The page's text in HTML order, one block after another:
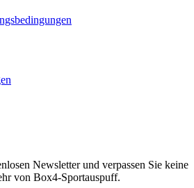
Newsletter und verpassen Sie keine
von Box4-Sportauspuff.